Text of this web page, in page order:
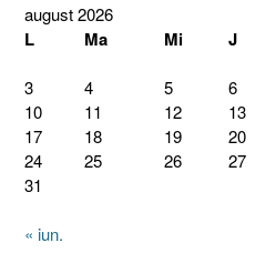
august 2026
L Ma Mi J
3
4 5 6
10
11 12 13
17
18 19 20
24
25 26 27
31
« iun.